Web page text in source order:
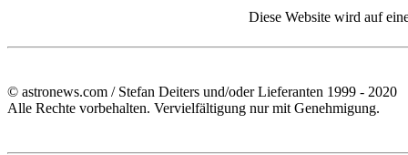
Diese Website wird auf
© astronews.com / Stefan Deiters und/oder Lieferanten 1999 - 2020
Alle Rechte vorbehalten. Vervielfältigung nur mit Genehmigung.